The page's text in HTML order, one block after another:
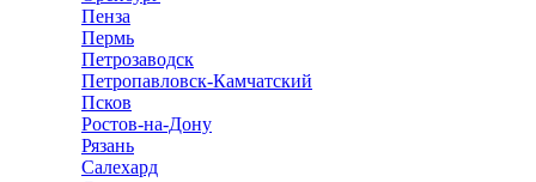
Пенза
Пермь
Петрозаводск
Петропавловск-Камчатский
Псков
Ростов-на-Дону
Рязань
Салехард